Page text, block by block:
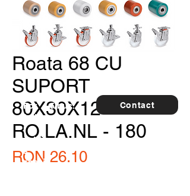
Roata 68 CU
SUPORT
80X30X12
RO.LA.NL - 180
RON 26.10Price
Contact
For
furthe
r
detail
s,
specia
5 buc.